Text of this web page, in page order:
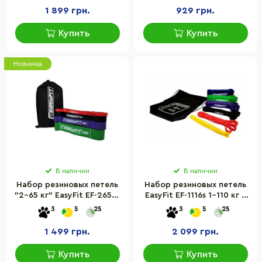
шт
1 899 грн.
Купить
200х15 см 1-15 кг, 5 шт
929 грн.
Купить
Новинка
В наличии
Набор резиновых петель
"2-65 кг" EasyFit EF-2654s
4 шт
3 5 25
1 499 грн.
Купить
В наличии
Набор резиновых петель
EasyFit EF-1116s 1-110 кг 6
штук
3 5 25
2 099 грн.
Купить